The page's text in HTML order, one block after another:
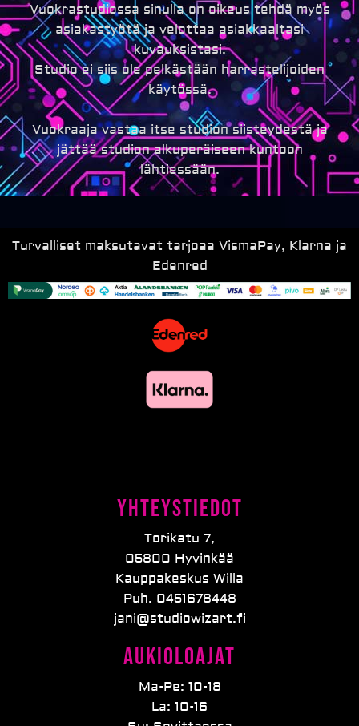
Vuokrastudiossa sinulla on oikeus tehdä myös
asiakastyötä ja velottaa asiakkaaltasi
kuvauksistasi.
Studio ei siis ole pelkästään harrastelijoiden
käytössä.
Vuokraaja vastaa itse studion siisteydestä ja
jättää studion alkuperäiseen kuntoon
lähtiessään.
Turvalliset maksutavat tarjoaa VismaPay, Klarna ja
Edenred
Yhteystiedot
Torikatu 7,
05800 Hyvinkää
Kauppakeskus Willa
Puh. 0451678448
jani@studiowizart.fi
Aukioloajat
Ma-Pe: 10-18
La: 10-16